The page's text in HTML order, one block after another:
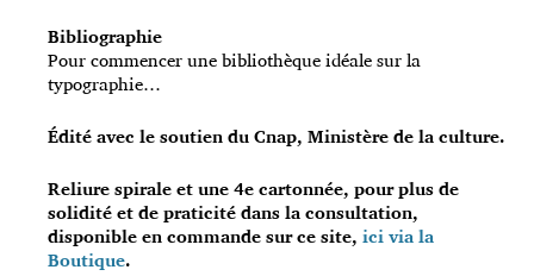
Bibliographie
Pour commencer une bibliothèque idéale sur la
typographie…
Édité avec le soutien du Cnap, Ministère de la culture.
Reliure spirale et une 4e cartonnée, pour plus de
solidité et de praticité dans la consultation,
disponible en commande sur ce site, icivia la
Boutique.